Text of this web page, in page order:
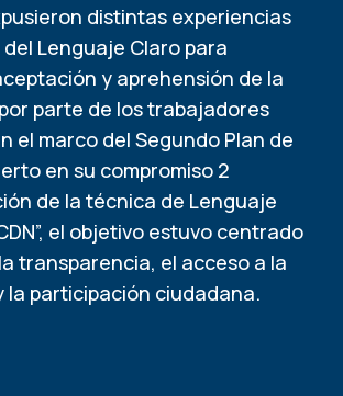
distintas experiencias
Lenguaje Claro para
y aprehensión de la
parte de los trabajadores
el marco del Segundo Plan de
en su compromiso 2
de la técnica de Lenguaje
el objetivo estuvo centrado
transparencia, el acceso a la
la participación ciudadana.